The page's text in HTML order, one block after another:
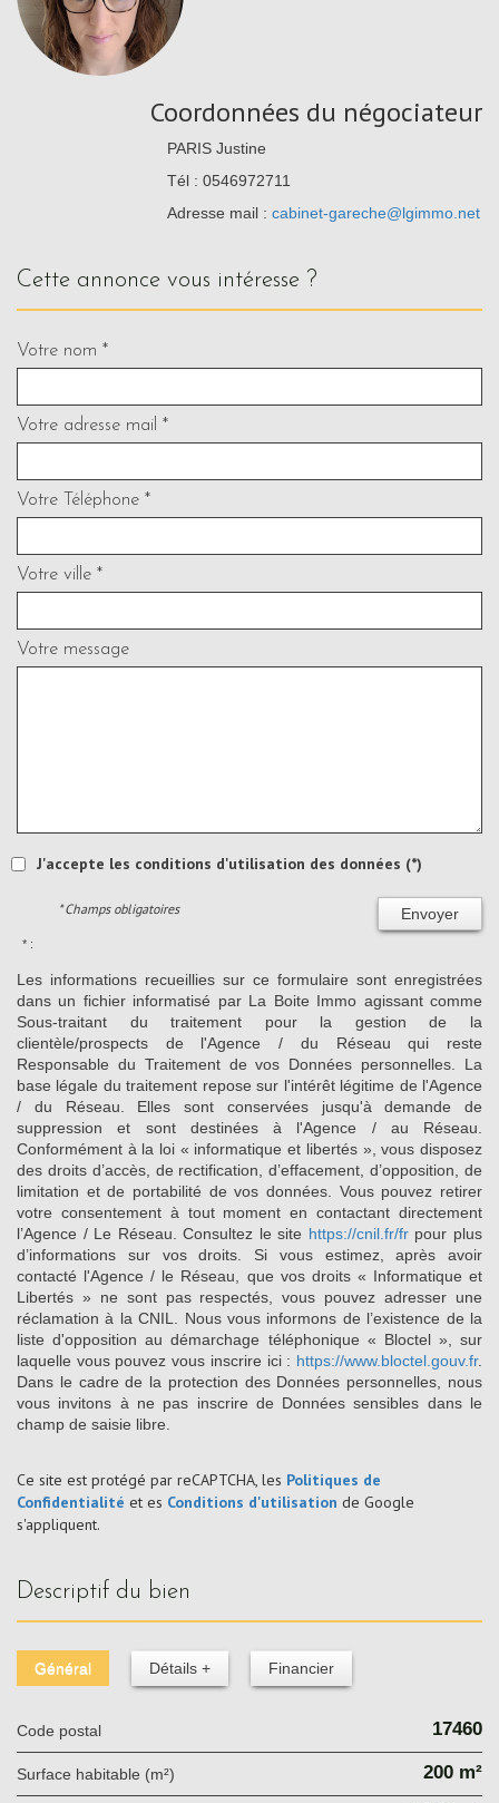
Coordonnées du négociateur
PARIS Justine
Tél : 0546972711
Adresse mail : cabinet-gareche@lgimmo.net
cette annonce vous intéresse ?
Votre nom *
Votre adresse mail *
Votre Téléphone *
Votre ville *
Votre message
J'accepte les conditions d'utilisation des données (*)
Envoyer
* Champs obligatoires
* :
Les informations recueillies sur ce formulaire sont enregistrées
dans un fichier informatisé par La Boite Immo agissant comme
Sous-traitant du traitement pour la gestion de la
clientèle/prospects de l'Agence / du Réseau qui reste
Responsable du Traitement de vos Données personnelles. La
base légale du traitement repose sur l'intérêt légitime de l'Agence
/ du Réseau. Elles sont conservées jusqu'à demande de
suppression et sont destinées à l'Agence / au Réseau.
Conformément à la loi « informatique et libertés », vous disposez
des droits d’accès, de rectification, d’effacement, d’opposition, de
limitation et de portabilité de vos données. Vous pouvez retirer
votre consentement à tout moment en contactant directement
l’Agence / Le Réseau. Consultez le site https://cnil.fr/frpour plus
d’informations sur vos droits. Si vous estimez, après avoir
contacté l'Agence / le Réseau, que vos droits « Informatique et
Libertés » ne sont pas respectés, vous pouvez adresser une
réclamation à la CNIL. Nous vous informons de l’existence de la
liste d'opposition au démarchage téléphonique « Bloctel », sur
laquelle vous pouvez vous inscrire ici : https://www.bloctel.gouv.fr.
Dans le cadre de la protection des Données personnelles, nous
vous invitons à ne pas inscrire de Données sensibles dans le
champ de saisie libre.
Ce site est protégé par reCAPTCHA, les Politiques de
Confidentialité et es Conditions d'utilisation de Google
s'appliquent.
descriptif du bien
Général Détails + Financier
Code postal 17460
Surface habitable (m²) 200 m²